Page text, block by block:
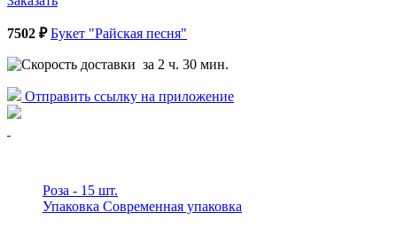
7502 ₽ Букет "Райская песня"
за 2 ч. 30 мин.
Отправить ссылку на приложение
Роза - 15 шт.
Упаковка Современная упаковка